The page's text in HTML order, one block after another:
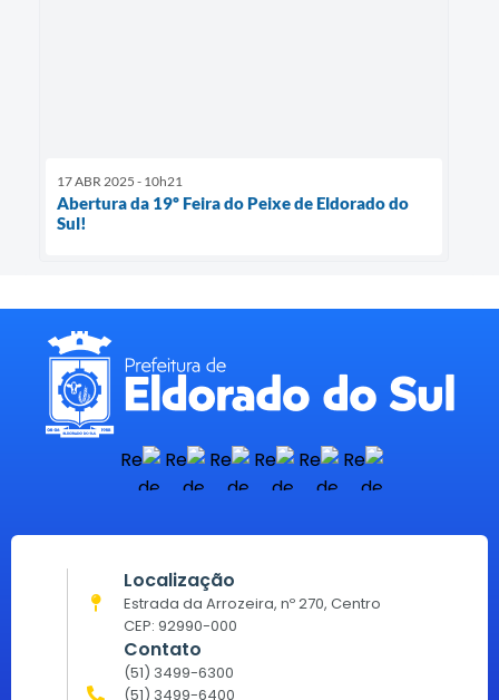
17 ABR 2025 - 10h21
Abertura da 19º Feira do Peixe de Eldorado do
Sul!
Localização
Estrada da Arrozeira, nº 270, Centro
CEP: 92990-000
Contato
(51) 3499-6300
(51) 3499-6400